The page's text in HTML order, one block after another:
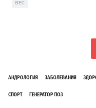
ВЕС
АНДРОЛОГИЯ ЗАБОЛЕВАНИЯ
СПОРТ ГЕНЕРАТОР ПОЗ